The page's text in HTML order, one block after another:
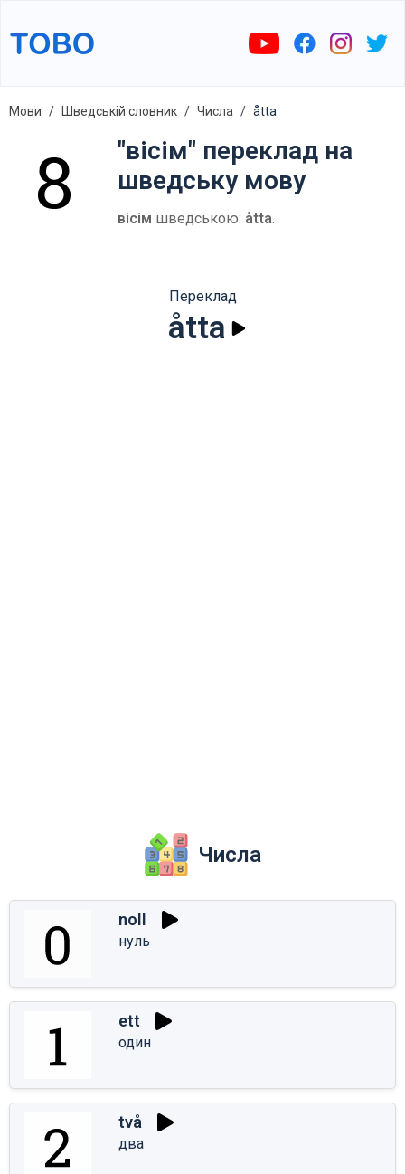
Мови Шведській словник Числа åtta
"вісім" переклад на
шведську мову
вісім шведською: åtta.
Переклад
åtta
Числа
noll
нуль
ett
один
två
два